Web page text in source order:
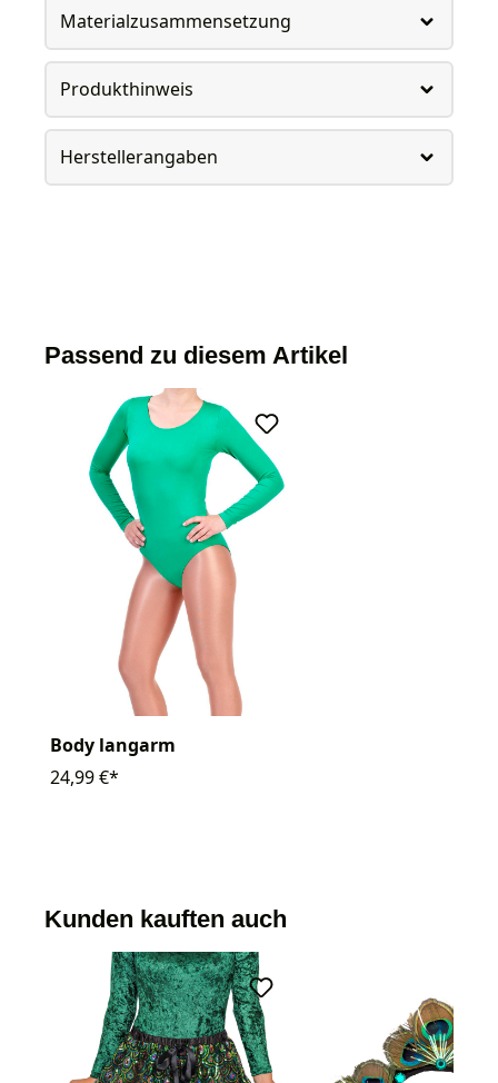
Materialzusammensetzung
Produkthinweis
Herstellerangaben
Passend zu diesem Artikel
Body langarm
24,99 €*
Kunden kauften auch